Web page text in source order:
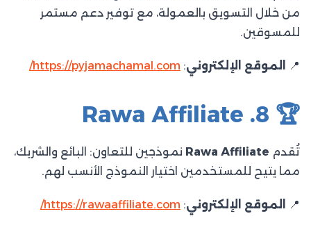
من خلال التسويق بالعمولة، مع توفير دعم مستمر
للمسوقين.​
📍 الموقع الإلكتروني:
https://pyjamachamal.com/
🏆 8. Rawa Affiliate
تُقدم Rawa Affiliate نموذجين للتعاون: البائع والشريك،
مما يتيح للمستخدمين اختيار النموذج الأنسب لهم.​
📍 الموقع الإلكتروني:
https://rawaaffiliate.com/